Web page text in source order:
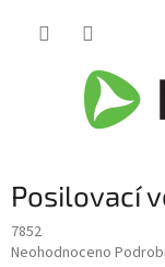
Posilovací
7852
Průměrné
Neohodnoceno